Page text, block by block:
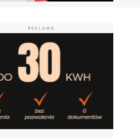
REKLAMA